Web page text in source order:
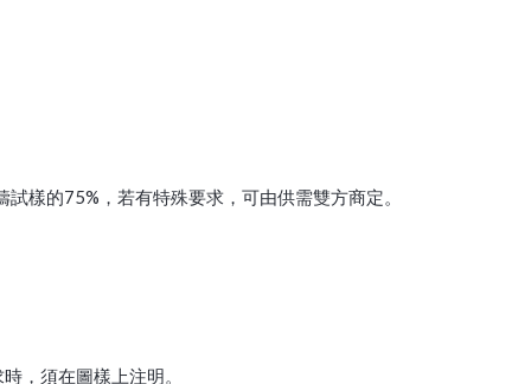
樣的75%，若有特殊要求，可由供需雙方商定。
，須在圖樣上注明。